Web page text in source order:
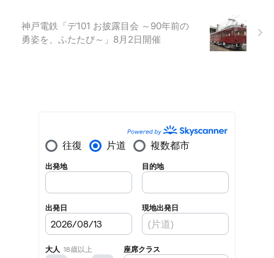
神戸電鉄「デ101 お披露目会 ～90年前の
勇姿を、ふたたび～」8月2日開催